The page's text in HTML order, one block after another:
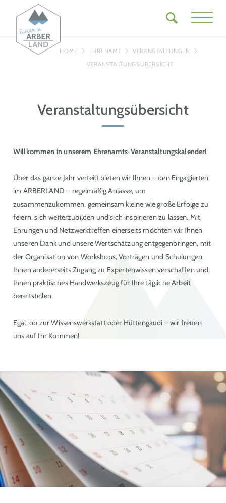
HOME EHRENAMT
VERANSTALTUNGEN
VERANSTALTUNGSÜBERSICHT
Veranstaltungsübersicht
Willkommen in unserem Ehrenamts-Veranstaltungskalender!
Über das ganze Jahr verteilt bieten wir Ihnen – den Engagierten
im ARBERLAND – regelmäßig Anlässe, um
zusammenzukommen, gemeinsam kleine wie große Erfolge zu
feiern, sich weiterzubilden und sich inspirieren zu lassen. Mit
Ehrungen und Netzwerktreffen einerseits möchten wir Ihnen
unseren Dank und unsere Wertschätzung entgegenbringen, mit
der Organisation von Workshops, Vorträgen und Schulungen
Ihnen andererseits Zugang zu Expertenwissen verschaffen und
Ihnen praktisches Handwerkszeug für Ihre tägliche Arbeit
bereitstellen.
Egal, ob zur Wissenswerkstatt oder Hüttengaudi – wir freuen
uns auf Ihr Kommen!